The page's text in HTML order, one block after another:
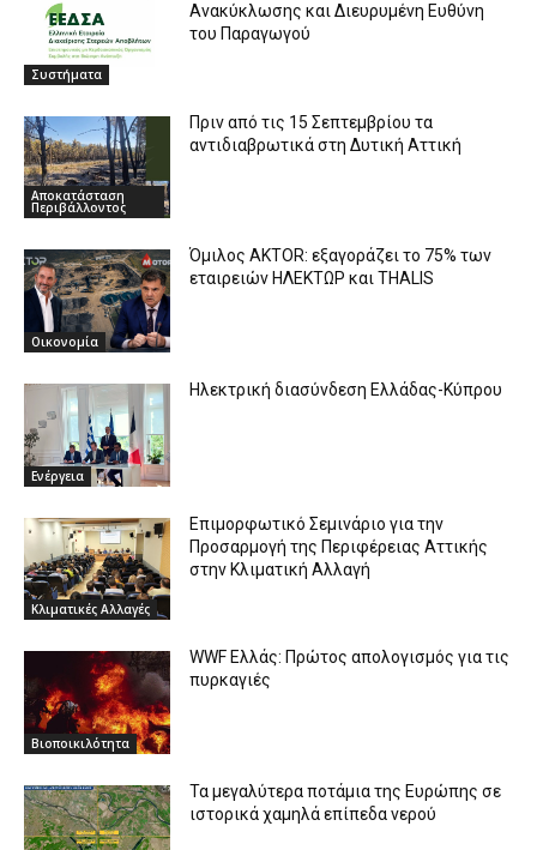
Συστήματα
Ανακύκλωσης και Διευρυμένη Ευθύνη
του Παραγωγού
Αποκατάσταση
Περιβάλλοντος
Πριν από τις 15 Σεπτεμβρίου τα
αντιδιαβρωτικά στη Δυτική Αττική
Οικονομία
Όμιλος AKTOR: εξαγοράζει το 75% των
εταιρειών ΗΛΕΚΤΩΡ και THALIS
Ενέργεια
Ηλεκτρική διασύνδεση Ελλάδας-Κύπρου
Κλιματικές Αλλαγές
Επιμορφωτικό Σεμινάριο για την
Προσαρμογή της Περιφέρειας Αττικής
στην Κλιματική Αλλαγή
Βιοποικιλότητα
WWF Ελλάς: Πρώτος απολογισμός για τις
πυρκαγιές
Τα μεγαλύτερα ποτάμια της Ευρώπης σε
ιστορικά χαμηλά επίπεδα νερού